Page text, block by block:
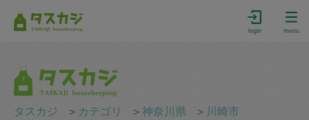
login menu
タスカジ ＞ カテゴリ ＞神奈川県 ＞ 川崎市